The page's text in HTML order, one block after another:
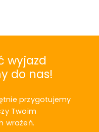
wyjazd
do nas!
przygotujemy
Twoim
wrażeń.